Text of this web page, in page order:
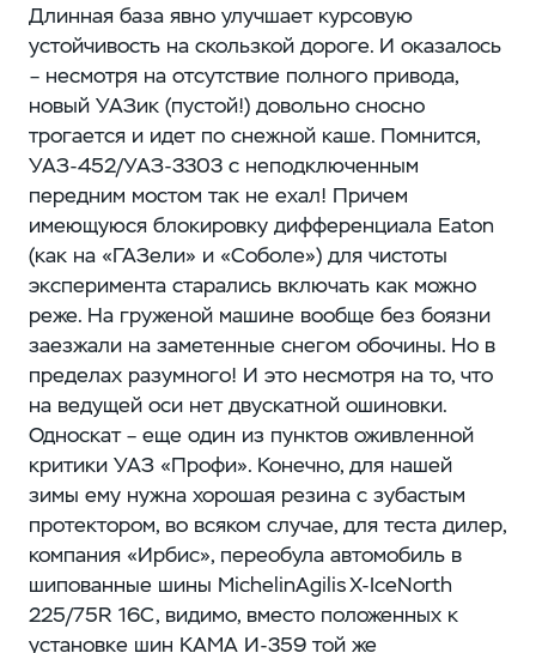
Длинная база явно улучшает курсовую
устойчивость на скользкой дороге. И оказалось
– ​несмотря на отсутствие полного привода,
новый УАЗик (пустой!) довольно сносно
трогается и идет по снежной каше. Помнится,
УАЗ‑452/УАЗ‑3303 с неподключенным
передним мостом так не ехал! Причем
имеющуюся блокировку дифференциала Eaton
(как на «ГАЗели» и «Соболе») для чистоты
эксперимента старались включать как можно
реже. На груженой машине вообще без боязни
заезжали на заметенные снегом обочины. Но ​в
пределах разумного! И это несмотря на то, что
на ведущей оси нет двускатной ошиновки.
Односкат – ​еще один из пунктов оживленной
критики УАЗ «Профи». Конечно, для нашей
зимы ему нужна хорошая резина с зубастым
протектором, во всяком случае, для теста дилер,
​компания «Ирбис», переобула автомобиль в
шипованные шины MichelinAgilis X-IceNorth
225/75R 16C, видимо, вместо положенных к
установке шин КАМА И‑359 той же